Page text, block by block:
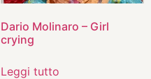
Dario Molinaro – Girl
crying
Leggi tutto